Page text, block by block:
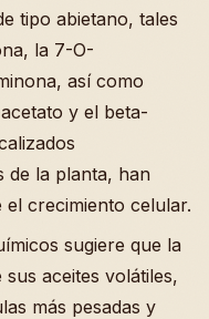
tipo abietano, tales
la 7-O-
así como
y el beta-
de la planta, han
crecimiento celular.
sugiere que la
aceites volátiles,
más pesadas y